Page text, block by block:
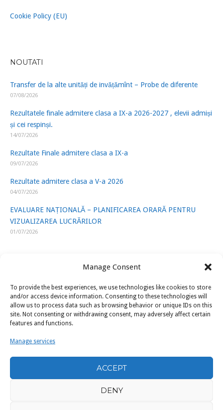
Manage Consent
To provide the best experiences, we use technologies like cookies to store
and/or access device information. Consenting to these technologies will
allow us to process data such as browsing behavior or unique IDs on this
site. Not consenting or withdrawing consent, may adversely affect certain
features and functions.
Manage services
ACCEPT
DENY
Cookie Policy (EU)
NOUTATI
Transfer de la alte unități de invățămînt – Probe de diferente
07/08/2026
Rezultatele finale admitere clasa a IX-a 2026-2027 , elevii admiși
și cei respinși.
14/07/2026
Rezultate Finale admitere clasa a IX-a
09/07/2026
Rezultate admitere clasa a V-a 2026
04/07/2026
EVALUARE NAȚIONALĂ – PLANIFICAREA ORARĂ PENTRU
VIZUALIZAREA LUCRĂRILOR
01/07/2026
LINK-URI UTILE
ISJ Prahova
Ministerul Educatiei
U.A.P.
Filarmonica „Paul Constantinescu” Ploiești